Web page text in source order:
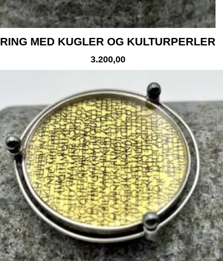
RING MED KUGLER OG KULTURPERLER
3.200,00